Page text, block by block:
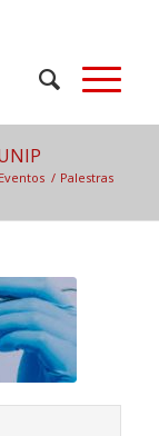
/ Palestras